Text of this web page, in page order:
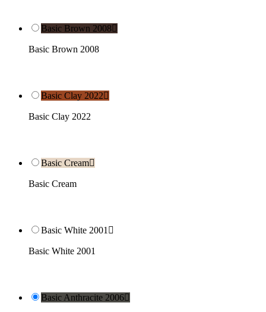
Basic Brown 2008
Basic Brown 2008
Basic Clay 2022
Basic Clay 2022
Basic Cream
Basic Cream
Basic White 2001 
Basic White 2001
Basic Anthracite 2006